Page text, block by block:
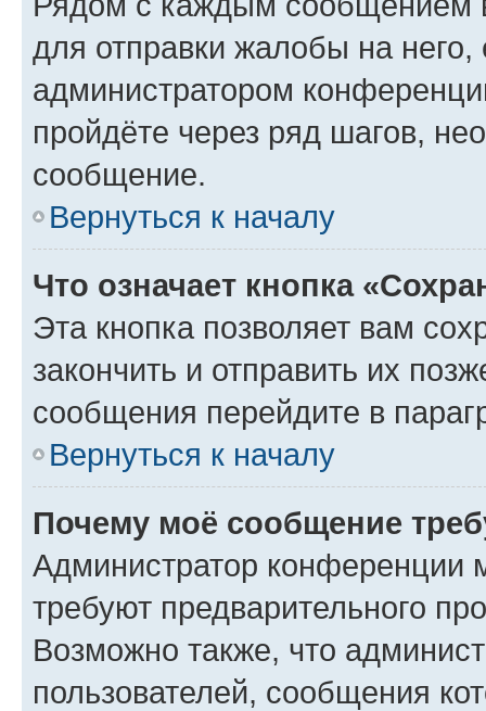
для отправки жалобы на
администратором
пройдёте через ряд шагов,
сообщение.
Вернуться к началу
Что означает кнопка
Эта кнопка позволяет вам
закончить и отправить их
сообщения перейдите в
Вернуться к началу
Почему моё сообщение
Администратор конференции
требуют предварительного
Возможно также, что
пользователей, сообщения